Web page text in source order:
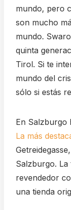
mundo, pero
son mucho
mundo.
quinta
Tirol. Si te
mundo del
sólo si estás
En Salzburgo
La más
Salzburgo. La
revendedor
una tienda